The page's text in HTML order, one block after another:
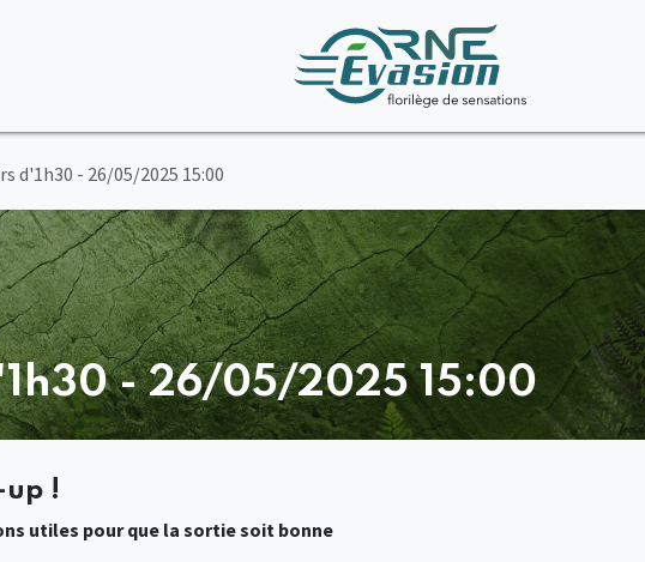
d'1h30 - 26/05/2025 15:00
- 26/05/2025 15:00
up !
utiles pour que la sortie soit bonne